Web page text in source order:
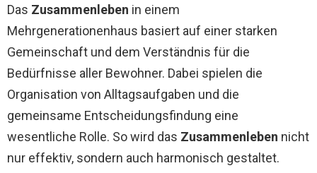
Das Zusammenleben in einem
Mehrgenerationenhaus basiert auf einer starken
Gemeinschaft und dem Verständnis für die
Bedürfnisse aller Bewohner. Dabei spielen die
Organisation von Alltagsaufgaben und die
gemeinsame Entscheidungsfindung eine
wesentliche Rolle. So wird das Zusammenleben nicht
nur effektiv, sondern auch harmonisch gestaltet.